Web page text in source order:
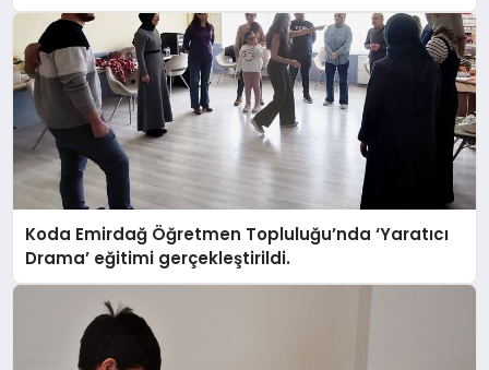
Koda Emirdağ Öğretmen Topluluğu’nda ‘Yaratıcı
Drama’ eğitimi gerçekleştirildi.